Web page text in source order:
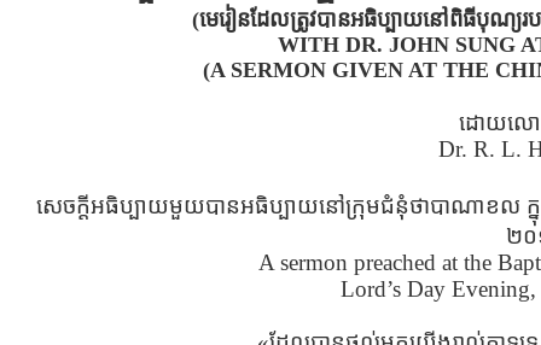
(មេរៀនដែលត្រូវបានអធិប្បាយនៅពិធីបុណ្យ
WITH DR. JOHN SUNG
(A SERMON GIVEN AT THE
ដោយល
Dr. R. L.
សេចក្ដីអធិប្បាយមួយបានអធិប្បាយនៅក្រុមជំនុំថាបាណាខល ក្នុ
២
A sermon preached at the
Lord’s Day